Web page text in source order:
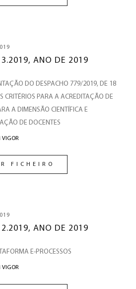
3.2019, ANO DE 2019
DO DESPACHO 779/2019, DE 18
CRITÉRIOS PARA A ACREDITAÇÃO DE
A DIMENSÃO CIENTÍFICA E
DE DOCENTES
VIGOR
FICHEIRO
2.2019, ANO DE 2019
E-PROCESSOS
VIGOR